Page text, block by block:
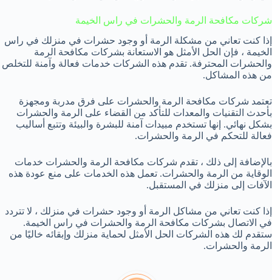
شركات مكافحة الرمة والحشرات في راس الخيمة
إذا كنت تعاني من مشكلة الرمة أو وجود حشرات في منزلك في راس
الخيمة ، فإن الحل الأمثل هو الاستعانة بشركات مكافحة الرمة
والحشرات المحترفة. تقدم هذه الشركات خدمات فعالة وآمنة للتخلص
من هذه المشاكل.
تعتمد شركات مكافحة الرمة والحشرات على فرق مدربة ومجهزة
بأحدث التقنيات والمعدات للتأكد من القضاء على الرمة والحشرات
بشكل نهائي. إنها تستخدم مبيدات آمنة للبشرة والبيئة وتتبع أساليب
فعالة للتحكم في الرمة والحشرات.
بالإضافة إلى ذلك ، تقدم شركات مكافحة الرمة والحشرات خدمات
الوقاية من الرمة والحشرات. تعمل هذه الخدمات على منع عودة هذه
الآفات إلى منزلك في المستقبل.
إذا كنت تعاني من مشاكل الرمة أو وجود حشرات في منزلك ، لا تتردد
في الاتصال بشركات مكافحة الرمة والحشرات في راس الخيمة.
ستقدم لك هذه الشركات الحل الأمثل لحماية منزلك وإبقائه خاليًا من
الرمة والحشرات.